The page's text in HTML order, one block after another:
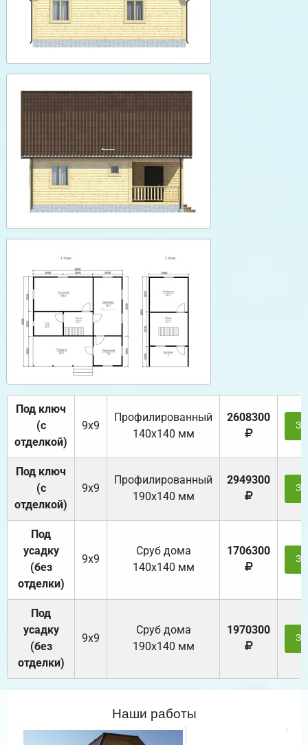
Под ключ
(с
отделкой)
9х9
Профилированный
140х140 мм
2608300
Под ключ
(с
отделкой)
9х9
Профилированный
190х140 мм
2949300
Под
усадку
(без
отделки)
9х9
Cруб дома
140х140 мм
1706300
Под
усадку
(без
отделки)
9х9
Cруб дома
190х140 мм
1970300
Наши работы